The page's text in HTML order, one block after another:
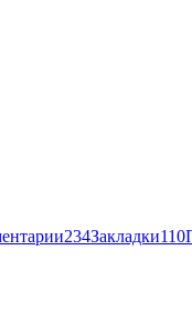
234Закладки110